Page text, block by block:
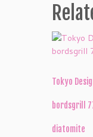
Tokyo
bordsgrill
diatomite